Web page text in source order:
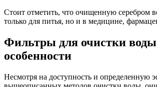
Стоит отметить, что очищенную серебром
только для питья, но и в медицине,
Фильтры для очистки
особенности
Несмотря на доступность и определенную